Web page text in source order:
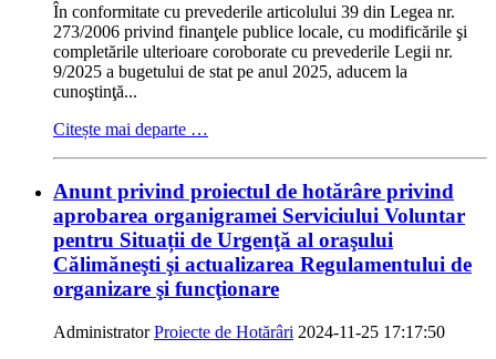
În conformitate cu prevederile articolului 39 din Legea nr.
273/2006 privind finanţele publice locale, cu modificările şi
completările ulterioare coroborate cu prevederile Legii nr.
9/2025 a bugetului de stat pe anul 2025, aducem la
cunoştinţă...
Citește mai departe …
Anunt privind proiectul de hotărâre privind
aprobarea organigramei Serviciului Voluntar
pentru Situații de Urgenţă al oraşului
Călimăneşti şi actualizarea Regulamentului de
organizare şi funcţionare
AdministratorProiecte de Hotărâri 2024-11-25 17:17:50